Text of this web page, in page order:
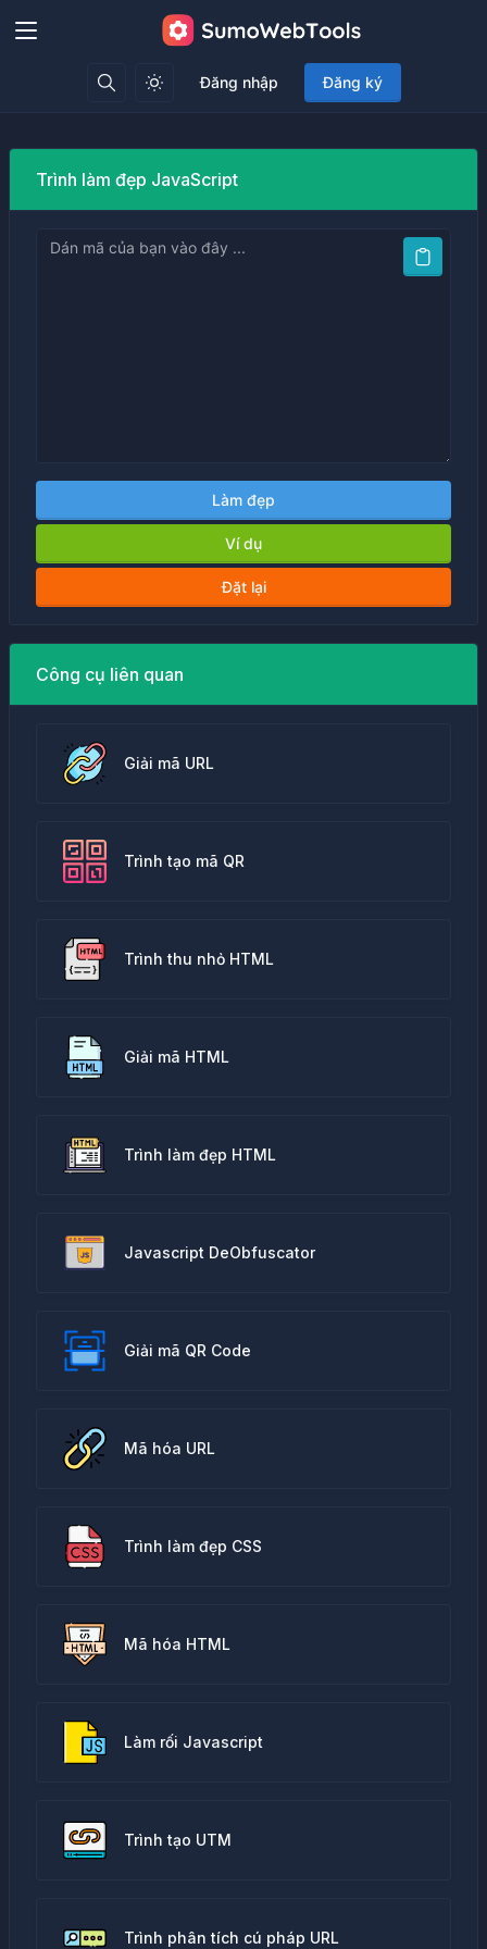
Đăng nhập Đăng ký
Trình làm đẹp JavaScript
Làm đẹp
Ví dụ
Đặt lại
Công cụ liên quan
Giải mã URL
Trình tạo mã QR
Trình thu nhỏ HTML
Giải mã HTML
Trình làm đẹp HTML
Javascript DeObfuscator
Giải mã QR Code
Mã hóa URL
Trình làm đẹp CSS
Mã hóa HTML
Làm rối Javascript
Trình tạo UTM
Trình phân tích cú pháp URL